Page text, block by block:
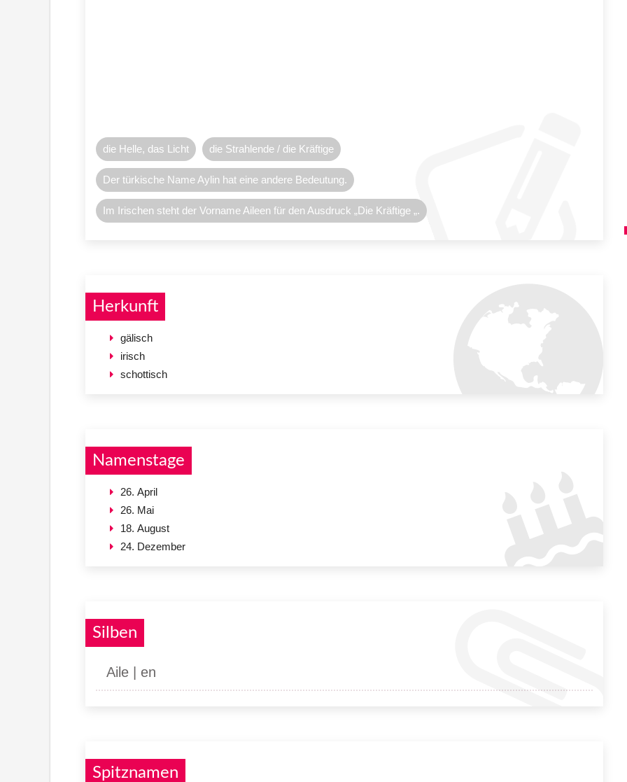
die Helle, das Licht die Strahlende / die Kräftige
Der türkische Name Aylin hat eine andere Bedeutung.
Im Irischen steht der Vorname Aileen für den Ausdruck „Die Kräftige „.
Herkunft
gälisch
irisch
schottisch
Namenstage
26. April
26. Mai
18. August
24. Dezember
Silben
Aile | en
Spitznamen